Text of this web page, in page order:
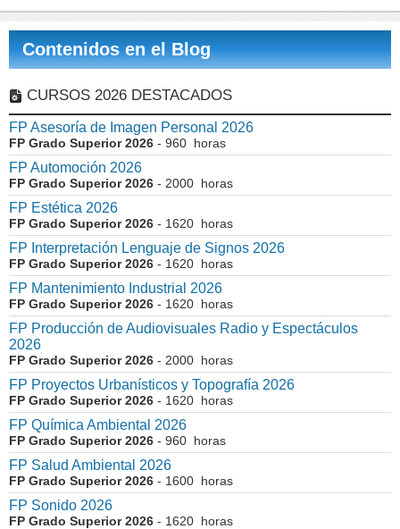
Contenidos en el Blog
CURSOS 2026 DESTACADOS
FP Asesoría de Imagen Personal 2026
FP Grado Superior 2026 - 960 horas
FP Automoción 2026
FP Grado Superior 2026 - 2000 horas
FP Estética 2026
FP Grado Superior 2026 - 1620 horas
FP Interpretación Lenguaje de Signos 2026
FP Grado Superior 2026 - 1620 horas
FP Mantenimiento Industrial 2026
FP Grado Superior 2026 - 1620 horas
FP Producción de Audiovisuales Radio y Espectáculos
2026
FP Grado Superior 2026 - 2000 horas
FP Proyectos Urbanísticos y Topografía 2026
FP Grado Superior 2026 - 1620 horas
FP Química Ambiental 2026
FP Grado Superior 2026 - 960 horas
FP Salud Ambiental 2026
FP Grado Superior 2026 - 1600 horas
FP Sonido 2026
FP Grado Superior 2026 - 1620 horas